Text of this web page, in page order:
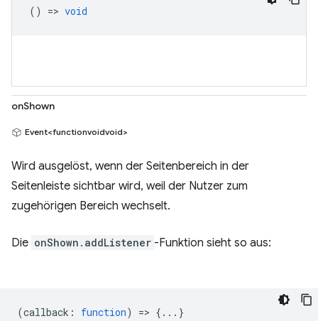
() => void
onShown
Event<functionvoidvoid>
Wird ausgelöst, wenn der Seitenbereich in der
Seitenleiste sichtbar wird, weil der Nutzer zum
zugehörigen Bereich wechselt.
Die onShown.addListener -Funktion sieht so aus:
(callback : function) => {...}